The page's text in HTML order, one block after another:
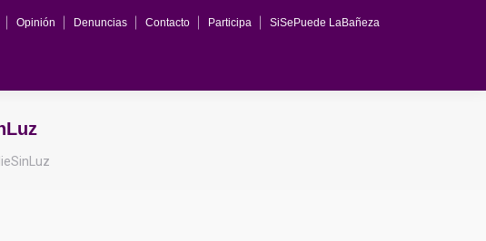
Opinión Denuncias Contacto Participa SiSePuede LaBañeza